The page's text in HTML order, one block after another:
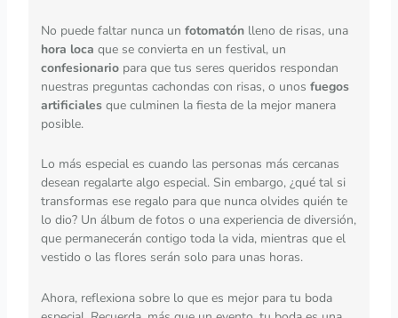
No puede faltar nunca un fotomatón lleno de risas, una
hora loca que se convierta en un festival, un
confesionariopara que tus seres queridos respondan
nuestras preguntas cachondas con risas, o unos fuegos
artificialesque culminen la fiesta de la mejor manera
posible.
Lo más especial es cuando las personas más cercanas
desean regalarte algo especial. Sin embargo, ¿qué tal si
transformas ese regalo para que nunca olvides quién te
lo dio? Un álbum de fotos o una experiencia de diversión,
que permanecerán contigo toda la vida, mientras que el
vestido o las flores serán solo para unas horas.
Ahora, reflexiona sobre lo que es mejor para tu boda